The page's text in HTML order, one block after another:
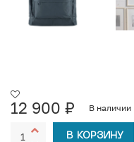
12 900 ₽ В наличии
В КОРЗИНУ